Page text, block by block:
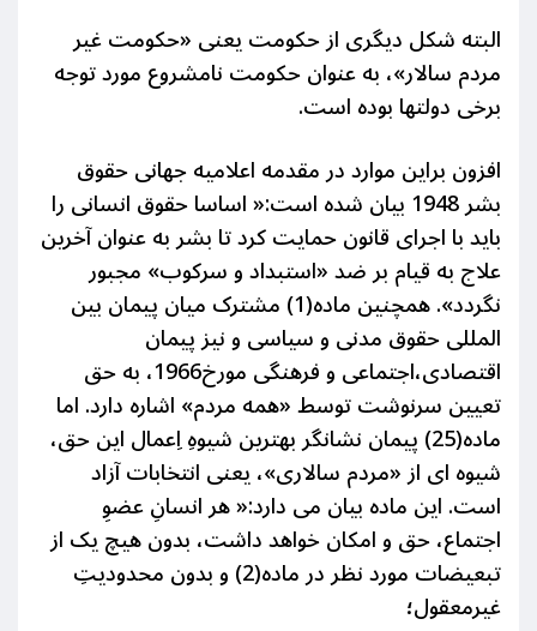
البته شکل دیگری از حکومت یعنی «حکومت غیر
مردم سالار»، بهعنوان حکومتنامشروعمورد توجه
برخی دولتها بوده است.
افزون براین موارد در مقدمه اعلامیه جهانی حقوق
بشر 1948 بیان شده است:« اساسا حقوق انسانی را
باید با اجرای قانون حمایت کرد تا بشر به عنوان آخرین
علاج به قیام بر ضد «استبداد و سرکوب» مجبور
نگردد». همچنین ماده(1) مشترک میان پیمان بین
المللی حقوق مدنی وسیاسی و نیز پیمان
اقتصادی،اجتماعی و فرهنگی مورخ1966، به حق
تعیین سرنوشت توسط «همه مردم» اشاره دارد. اما
ماده(25) پیمان نشانگر بهترین شیوهِ اِعمال این حق،
شیوه ای از «مردم سالاری»، یعنی انتخابات آزاد
است. این ماده بیان می دارد:« هر انسانِ عضوِ
اجتماع، حق و امکان خواهد داشت، بدون هیچ یک از
تبعیضات مورد نظر در ماده(2) و بدون محدودیتِ
غیرمعقول؛